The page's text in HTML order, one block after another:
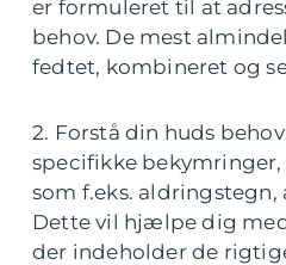
er formuleret til at
behov. De mest
fedtet, kombineret og
2. Forstå din huds
specifikke
som f.eks. aldringstegn,
Dette vil hjælpe dig
der indeholder de